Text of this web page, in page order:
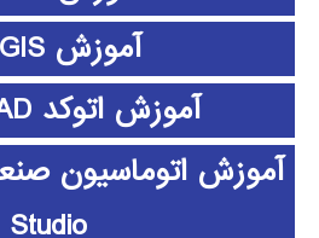
آموزش ArcGIS
آموزش اتوکد AUTOCAD
Studio